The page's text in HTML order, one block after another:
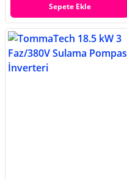
Sepete Ekle